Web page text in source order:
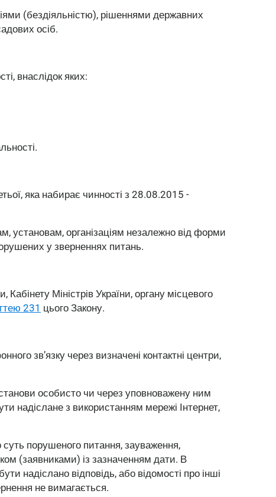
(бездіяльністю), рішеннями державних
осіб.
внаслідок яких:
яка набирає чинності з 28.08.2015 -
установам, організаціям незалежно від форми
у зверненнях питань.
Міністрів України, органу місцевого
231 цього Закону.
зв’язку через визначені контактні центри,
особисто чи через уповноважену ним
надіслане з використанням мережі Інтернет,
суть порушеного питання, зауваження,
(заявниками) із зазначенням дати. В
надіслано відповідь, або відомості про інші
не вимагається.